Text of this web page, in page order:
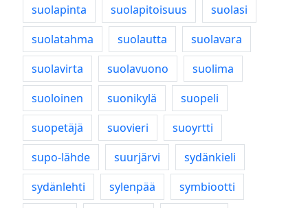
suolapinta
suolapitoisuus
suolasi
suolatahma
suolautta
suolavara
suolavirta
suolavuono
suolima
suoloinen
suonikylä
suopeli
suopetäjä
suovieri
suoyrtti
supo-lähde
suurjärvi
sydänkieli
sydänlehti
sylenpää
symbiootti